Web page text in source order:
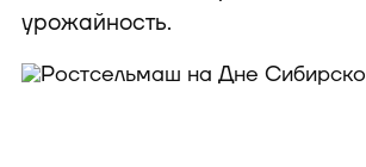
урожайность.